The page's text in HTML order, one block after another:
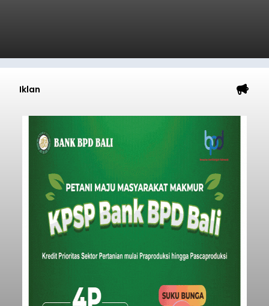
Iklan